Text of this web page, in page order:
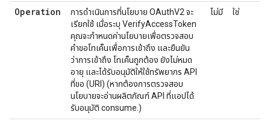
Operation
การดำเนินการที่นโยบาย OAuthV2 จะ
เรียกใช้ เมื่อระบุ VerifyAccessToken
คุณจะกำหนดค่านโยบายเพื่อตรวจสอบ
คำขอโทเค็นเพื่อการเข้าถึง และยืนยัน
ว่าการเข้าถึง โทเค็นถูกต้อง ยังไม่หมด
อายุ และได้รับอนุมัติให้ใช้ทรัพยากร API
ที่ขอ (URI) (หากต้องการตรวจสอบ
นโยบายจะอ่านผลิตภัณฑ์ API ที่แอปได้
รับอนุมัติ consume.)
ไม่มี ใช่